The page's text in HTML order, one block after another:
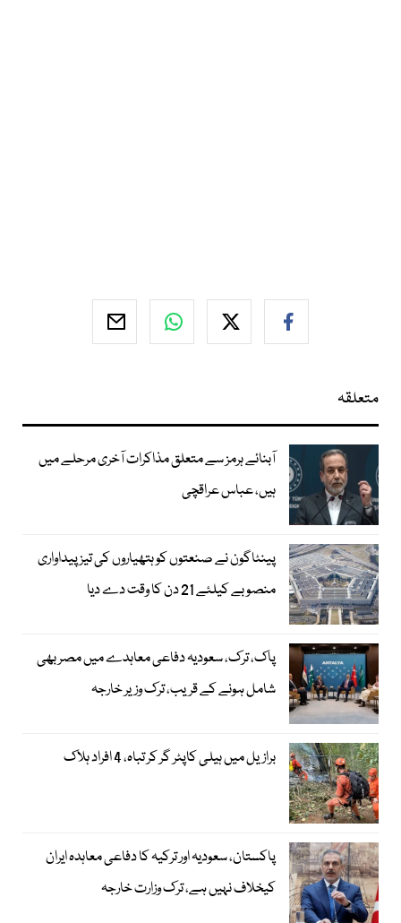
متعلقہ
آبنائے ہرمز سے متعلق مذاکرات آخری مرحلے میں
ہیں، عباس عراقچی
پینٹاگون نے صنعتوں کو ہتھیاروں کی تیز پیداواری
منصوبے کیلئے 21 دن کا وقت دے دیا
پاک، ترک، سعودیہ دفاعی معاہدے میں مصر بھی
شامل ہونے کے قریب، ترک وزیر خارجہ
برازیل میں ہیلی کاپٹر گر کر تباہ، 4 افراد ہلاک
پاکستان، سعودیہ اور ترکیہ کا دفاعی معاہدہ ایران
کیخلاف نہیں ہے، ترک وزارت خارجہ